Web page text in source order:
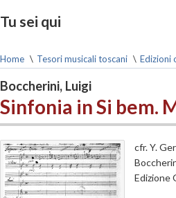
Tu sei qui
Home \ Tesori musicali toscani \ Edizioni
Boccherini, Luigi
Sinfonia in Si bem.
cfr. Y.
Edizione